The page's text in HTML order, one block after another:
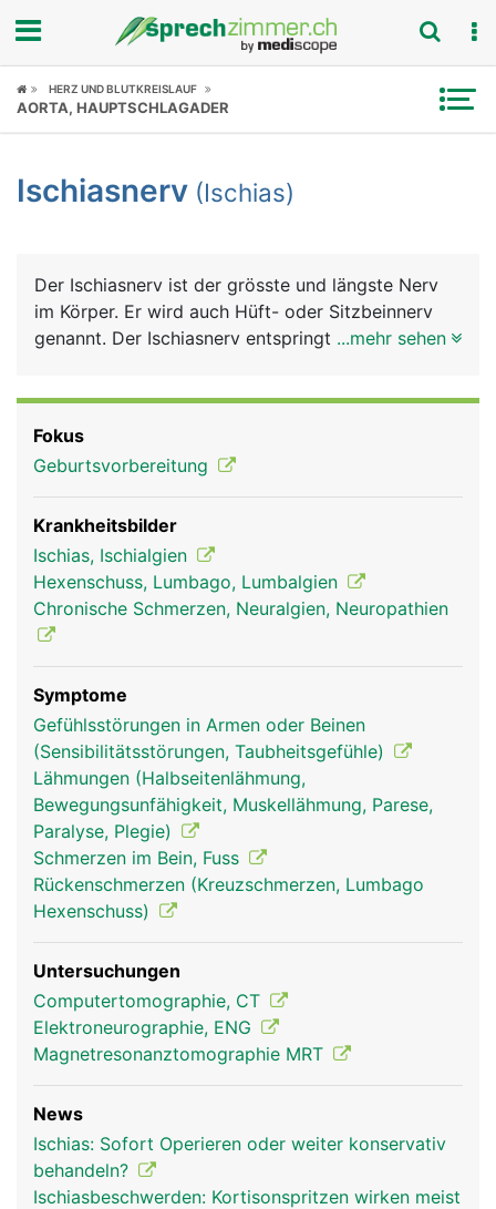
Fokus
Symptome
News
Rubriken
HERZ UND BLUTKREISLAUF
AORTA, HAUPTSCHLAGADER
Ischiasnerv (Ischias)
Der Ischiasnerv ist der grösste und längste Nerv
im Körper. Er wird auch Hüft- oder Sitzbeinnerv
genannt. Der Ischiasnerv entspringt in Höhe der
Rückseite des Beines und zieht bis zu den Zehen.
In Höhe der Kniekehle teilt er sich in einen
Wadennerv und einen Schienbeinnerv. Der
Ischiasnerv leitet einerseits Schmerz- und
Gefühlswahrnehmungen von den Beinen und
Füssen zum Gehirn und andererseits
Bewegungssignale vom Gehirn zu den jeweiligen
Muskeln der Beine und Füsse. Schäden des
Taubheitsgefühle oder Muskelschwächen bzw.
Lähmungen an den Beinen auslösen.
ischiasnerv frau
...mehr sehen
Fokus
Geburtsvorbereitung
Krankheitsbilder
Ischias, Ischialgien
Hexenschuss, Lumbago, Lumbalgien
Chronische Schmerzen, Neuralgien, Neuropathien
Symptome
Gefühlsstörungen in Armen oder Beinen
(Sensibilitätsstörungen, Taubheitsgefühle)
Lähmungen (Halbseitenlähmung,
Bewegungsunfähigkeit, Muskellähmung, Parese,
Paralyse, Plegie)
Schmerzen im Bein, Fuss
Rückenschmerzen (Kreuzschmerzen, Lumbago
Hexenschuss)
Untersuchungen
Computertomographie, CT
Elektroneurographie, ENG
Magnetresonanztomographie MRT
News
Ischias: Sofort Operieren oder weiter konservativ
behandeln?
Ischiasbeschwerden: Kortisonspritzen wirken meist